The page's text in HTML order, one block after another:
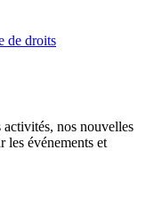
de droits
nos nouvelles
les événements et